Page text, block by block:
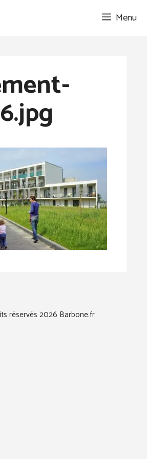
Menu
réservés 2026 Barbone.fr